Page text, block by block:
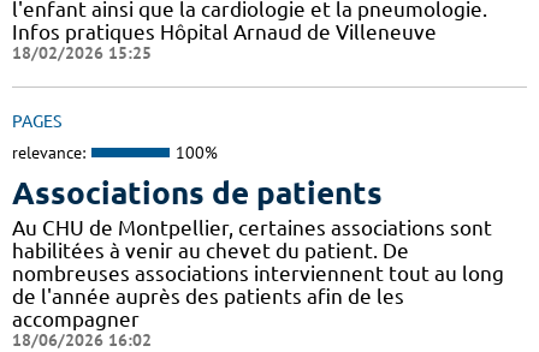
l'enfant ainsi que la cardiologie et la pneumologie.
Infos pratiques Hôpital Arnaud de Villeneuve
18/02/2026 15:25
PAGES
relevance: 100%
Associations de patients
Au CHU de Montpellier, certaines associations sont
habilitées à venir au chevet du patient. De
nombreuses associations interviennent tout au long
de l'année auprès des patients afin de les
accompagner
18/06/2026 16:02